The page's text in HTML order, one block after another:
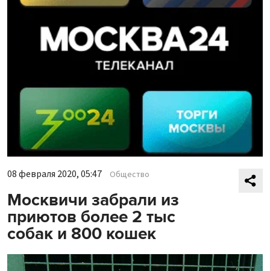
08 февраля 2020, 05:47 Общество
Москвичи забрали из
приютов более 2 тыс
собак и 800 кошек